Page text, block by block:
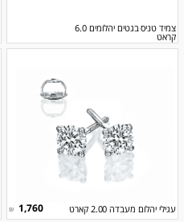
צמיד טניס בגטים יהלומים 6.0
קראט
עגילי יהלום מעבדה 2.00 קארט 1,760
₪